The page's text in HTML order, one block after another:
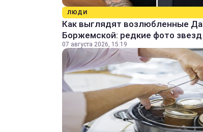
ЛЮДИ
Как выглядят возлюбленные
Боржемской: редкие фото звезд
07 августа 2026, 15:19